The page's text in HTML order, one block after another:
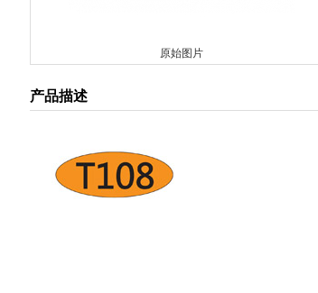
原始图片
产品描述